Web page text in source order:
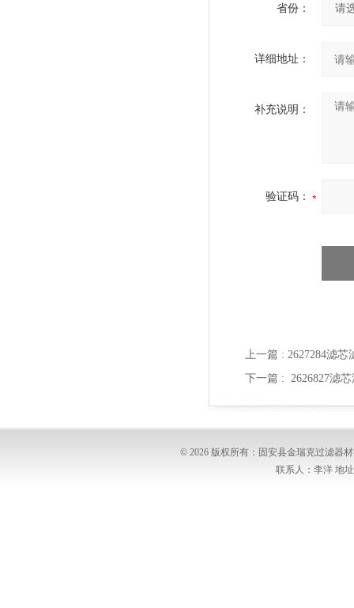
省份：
详细地址：
补充说明：
验证码：
上一篇 : 2627284滤芯
下一篇 : 2626827滤
© 2026 版权所有：固安县金瑞克过滤器
联系人：李洋 地